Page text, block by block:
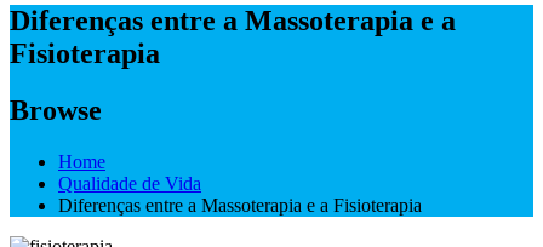
Diferenças entre a Massoterapia e a
Fisioterapia
Browse
Home
Qualidade de Vida
Diferenças entre a Massoterapia e a Fisioterapia